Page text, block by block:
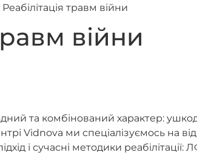
Реабілітація травм війни
війни
та комбінований характер:
Vidnova ми спеціалізуємось на
і сучасні методики